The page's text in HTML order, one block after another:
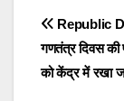
Post
Republic
गणतंत्र दिवस की
को केंद्र में रखा